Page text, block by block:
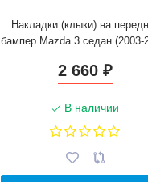
Накладки (клыки) на
бампер Mazda 3 седан (2003-
2 660₽
В наличии